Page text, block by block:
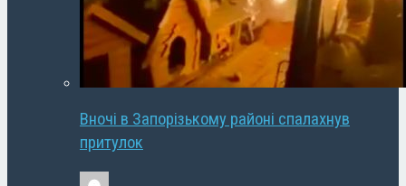
Вночі в Запорізькому районі спалахнув
притулок